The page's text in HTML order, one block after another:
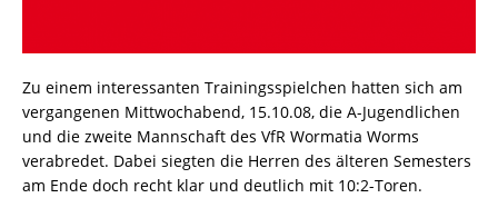
Zu einem interessanten Trainingsspielchen hatten sich am
vergangenen Mittwochabend, 15.10.08, die A-Jugendlichen
und die zweite Mannschaft des VfR Wormatia Worms
verabredet. Dabei siegten die Herren des älteren Semesters
am Ende doch recht klar und deutlich mit 10:2-Toren.